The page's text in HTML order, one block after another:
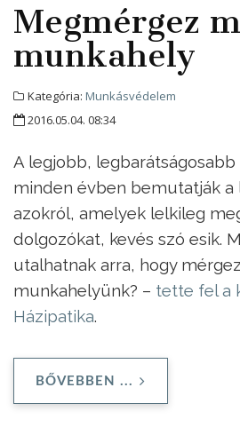
Megmérgez
munkahely
Kategória: Munkásvédelem
2016.05.04. 08:34
A legjobb,
minden évben bemutatják a
azokról, amelyek lelkileg
dolgozókat, kevés szó esik.
utalhatnak arra, hogy
munkahelyünk? – tette fel a
Házipatika.
BŐVEBBEN ...